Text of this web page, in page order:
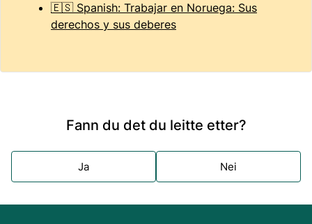
🇪🇸 Spanish: Trabajar en Noruega: Sus
derechos y sus deberes
Fann du det du leitte etter?
Ja Nei